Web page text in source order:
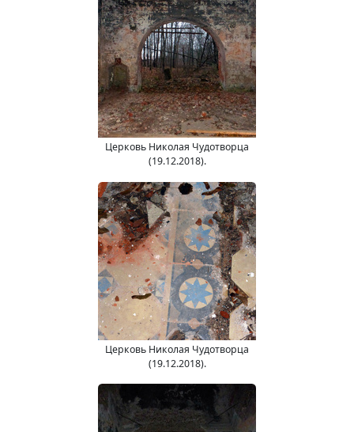
Церковь Николая Чудотворца
(19.12.2018).
Церковь Николая Чудотворца
(19.12.2018).